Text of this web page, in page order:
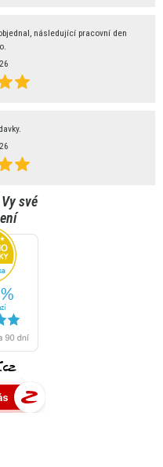
následující pracovní den
své